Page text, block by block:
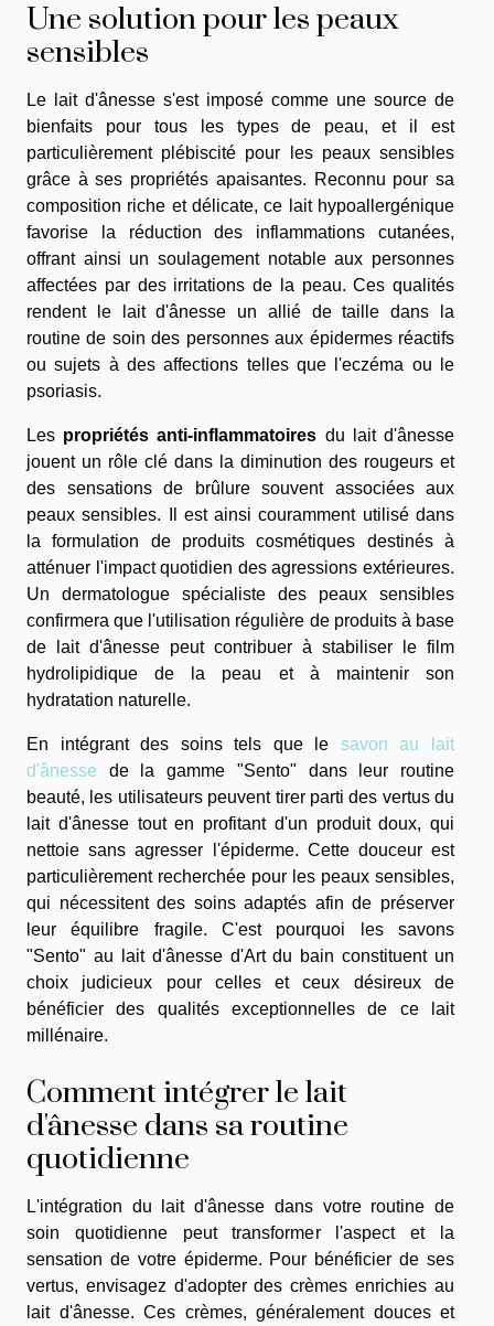
Une solution pour les peaux
sensibles
Le lait d'ânesse s'est imposé comme une source de
bienfaits pour tous les types de peau, et il est
particulièrement plébiscité pour les peaux sensibles
grâce à ses propriétés apaisantes. Reconnu pour sa
composition riche et délicate, ce lait hypoallergénique
favorise la réduction des inflammations cutanées,
offrant ainsi un soulagement notable aux personnes
affectées par des irritations de la peau. Ces qualités
rendent le lait d'ânesse un allié de taille dans la
routine de soin des personnes aux épidermes réactifs
ou sujets à des affections telles que l'eczéma ou le
psoriasis.
Les propriétés anti-inflammatoires du lait d'ânesse
jouent un rôle clé dans la diminution des rougeurs et
des sensations de brûlure souvent associées aux
peaux sensibles. Il est ainsi couramment utilisé dans
la formulation de produits cosmétiques destinés à
atténuer l'impact quotidien des agressions extérieures.
Un dermatologue spécialiste des peaux sensibles
confirmera que l'utilisation régulière de produits à base
de lait d'ânesse peut contribuer à stabiliser le film
hydrolipidique de la peau et à maintenir son
hydratation naturelle.
En intégrant des soins tels que le savon au lait
d'ânesse de la gamme "Sento" dans leur routine
beauté, les utilisateurs peuvent tirer parti des vertus du
lait d'ânesse tout en profitant d'un produit doux, qui
nettoie sans agresser l'épiderme. Cette douceur est
particulièrement recherchée pour les peaux sensibles,
qui nécessitent des soins adaptés afin de préserver
leur équilibre fragile. C'est pourquoi les savons
"Sento" au lait d'ânesse d'Art du bain constituent un
choix judicieux pour celles et ceux désireux de
bénéficier des qualités exceptionnelles de ce lait
millénaire.
Comment intégrer le lait
d'ânesse dans sa routine
quotidienne
L'intégration du lait d'ânesse dans votre routine de
soin quotidienne peut transformer l'aspect et la
sensation de votre épiderme. Pour bénéficier de ses
vertus, envisagez d'adopter des crèmes enrichies au
lait d'ânesse. Ces crèmes, généralement douces et